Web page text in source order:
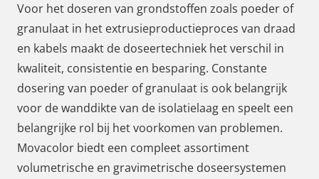
Voor het doseren van grondstoffen zoals poeder of
granulaat in het extrusieproductieproces van draad
en kabels maakt de doseertechniek het verschil in
kwaliteit, consistentie en besparing. Constante
dosering van poeder of granulaat is ook belangrijk
voor de wanddikte van de isolatielaag en speelt een
belangrijke rol bij het voorkomen van problemen.
Movacolor biedt een compleet assortiment
volumetrische en gravimetrische doseersystemen